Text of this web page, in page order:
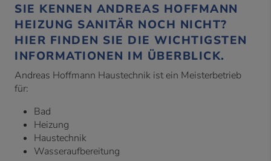
SIE KENNEN ANDREAS HOFFMANN
HEIZUNG SANITÄR NOCH NICHT?
HIER FINDEN SIE DIE WICHTIGSTEN
INFORMATIONEN IM ÜBERBLICK.
Andreas Hoffmann Haustechnik ist ein Meisterbetrieb
für:
Bad
Heizung
Haustechnik
Wasseraufbereitung